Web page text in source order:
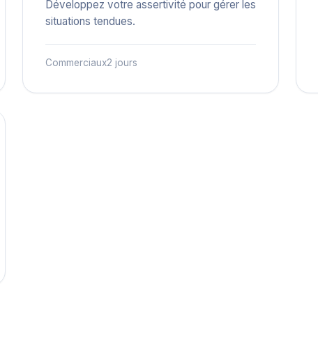
Développez votre assertivité pour gérer les
situations tendues.
Commerciaux2 jours